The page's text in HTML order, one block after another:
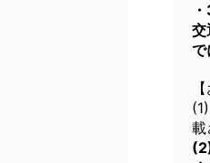
交
で
載